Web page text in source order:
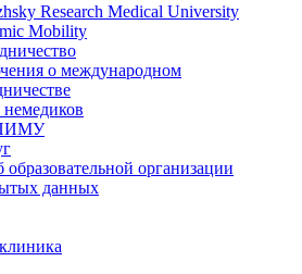
Research Medical University
Mobility
о международном
образовательной организации
данных